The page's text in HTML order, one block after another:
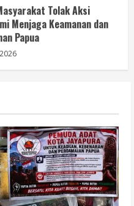
Tolak Aksi
Menjaga Keamanan dan
Papua
KNPB, Serukan
Papua yang Kondusif
AI Makin Kompleks,
Verifikasi Informasi